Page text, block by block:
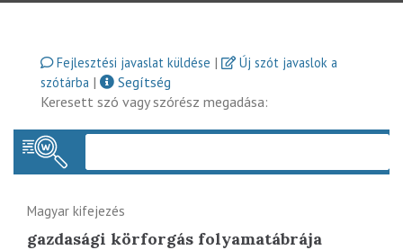
Fejlesztési javaslat küldése |
Új szót javaslok a
szótárba |
Segítség
Keresett szó vagy szórész megadása:
Magyar kifejezés
gazdasági körforgás folyamatábrája